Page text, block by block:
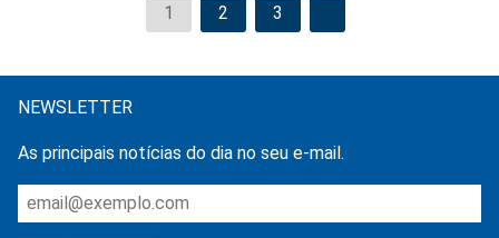
1 2 3
NEWSLETTER
As principais notícias do dia no seu e-mail.